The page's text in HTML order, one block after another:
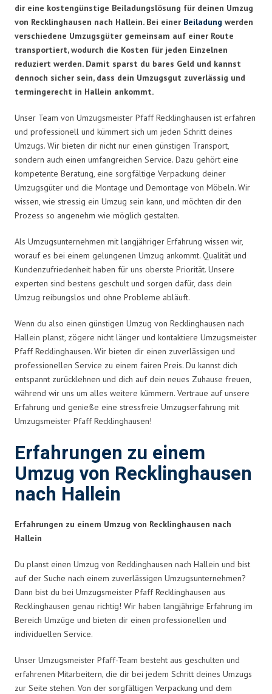
dir eine kostengünstige Beiladungslösung für deinen Umzug
von Recklinghausen nach Hallein. Bei einer Beiladung werden
verschiedene Umzugsgüter gemeinsam auf einer Route
transportiert, wodurch die Kosten für jeden Einzelnen
reduziert werden. Damit sparst du bares Geld und kannst
dennoch sicher sein, dass dein Umzugsgut zuverlässig und
termingerecht in Hallein ankommt.
Unser Team von Umzugsmeister Pfaff Recklinghausen ist erfahren
und professionell und kümmert sich um jeden Schritt deines
Umzugs. Wir bieten dir nicht nur einen günstigen Transport,
sondern auch einen umfangreichen Service. Dazu gehört eine
kompetente Beratung, eine sorgfältige Verpackung deiner
Umzugsgüter und die Montage und Demontage von Möbeln. Wir
wissen, wie stressig ein Umzug sein kann, und möchten dir den
Prozess so angenehm wie möglich gestalten.
Als Umzugsunternehmen mit langjähriger Erfahrung wissen wir,
worauf es bei einem gelungenen Umzug ankommt. Qualität und
Kundenzufriedenheit haben für uns oberste Priorität. Unsere
experten sind bestens geschult und sorgen dafür, dass dein
Umzug reibungslos und ohne Probleme abläuft.
Wenn du also einen günstigen Umzug von Recklinghausen nach
Hallein planst, zögere nicht länger und kontaktiere Umzugsmeister
Pfaff Recklinghausen. Wir bieten dir einen zuverlässigen und
professionellen Service zu einem fairen Preis. Du kannst dich
entspannt zurücklehnen und dich auf dein neues Zuhause freuen,
während wir uns um alles weitere kümmern. Vertraue auf unsere
Erfahrung und genieße eine stressfreie Umzugserfahrung mit
Umzugsmeister Pfaff Recklinghausen!
Erfahrungen zu einem
Umzug von Recklinghausen
nach Hallein
Erfahrungen zu einem Umzug von Recklinghausen nach
Hallein
Du planst einen Umzug von Recklinghausen nach Hallein und bist
auf der Suche nach einem zuverlässigen Umzugsunternehmen?
Dann bist du bei Umzugsmeister Pfaff Recklinghausen aus
Recklinghausen genau richtig! Wir haben langjährige Erfahrung im
Bereich Umzüge und bieten dir einen professionellen und
individuellen Service.
Unser Umzugsmeister Pfaff-Team besteht aus geschulten und
erfahrenen Mitarbeitern, die dir bei jedem Schritt deines Umzugs
zur Seite stehen. Von der sorgfältigen Verpackung und dem